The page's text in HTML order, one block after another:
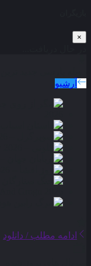
×
آرشیو
ادامه مطلب / دانلود